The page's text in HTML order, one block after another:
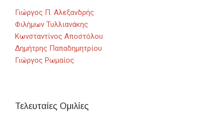
Γιώργος Π. Αλεξανδρής
Φιλήμων Τυλλιανάκης
Κωνσταντίνος Αποστόλου
Δημήτρης Παπαδημητρίου
Γιώργος Ρωμαίος
Τελευταίες Ομιλίες